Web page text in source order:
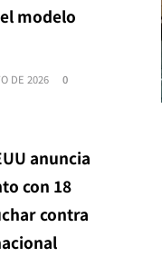
modelo
DE 2026 0
anuncia
con 18
contra